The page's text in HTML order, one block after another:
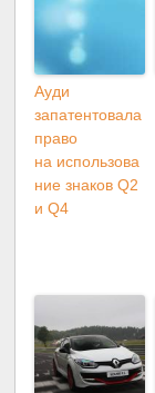
Ауди
запатентовала
право
на использова
ние знаков Q2
и Q4